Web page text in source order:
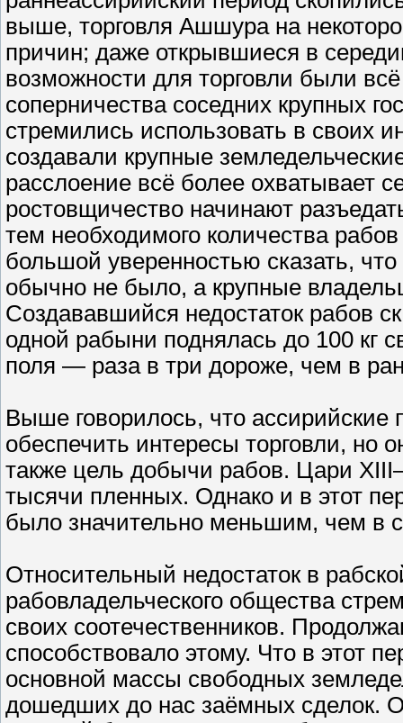
выше, торговля Ашшура на
причин; даже открывшиеся в
возможности для торговли были
соперничества соседних крупных
стремились использовать в своих
создавали крупные
расслоение всё более охватывает
ростовщичество начинают
тем необходимого количества
большой уверенностью сказать,
обычно не было, а крупные
Создававшийся недостаток рабов
одной рабыни поднялась до 100 кг
поля — раза в три дороже, чем в
Выше говорилось, что ассирийские
обеспечить интересы торговли, но
также цель добычи рабов. Цари
тысячи пленных. Однако и в этот
было значительно меньшим, чем в
Относительный недостаток в
рабовладельческого общества
своих соотечественников.
способствовало этому. Что в этот
основной массы свободных
дошедших до нас заёмных сделок.